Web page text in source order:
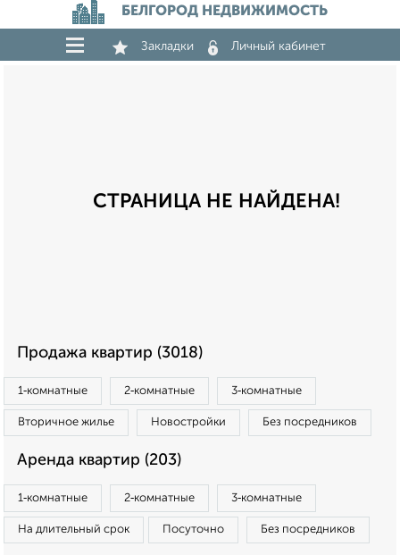
БЕЛГОРОД НЕДВИЖИМОСТЬ
Закладки Личный кабинет
СТРАНИЦА НЕ НАЙДЕНА!
Продажа квартир (3018)
1‑комнатные 2‑комнатные 3‑комнатные
Вторичное жилье Новостройки Без посредников
Аренда квартир (203)
1‑комнатные 2‑комнатные 3‑комнатные
На длительный срок Посуточно Без посредников